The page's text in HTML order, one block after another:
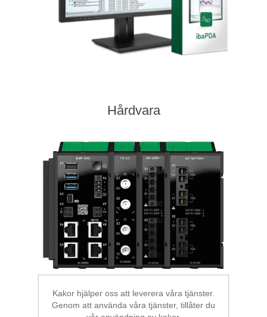
Hårdvara
Kakor hjälper oss att leverera våra tjänster.
Genom att använda våra tjänster, tillåter du